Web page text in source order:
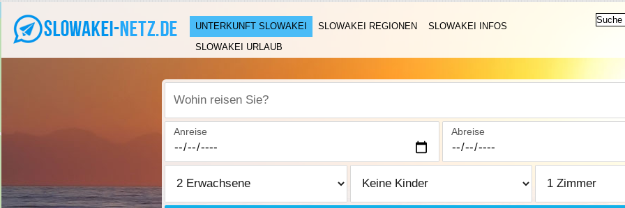
UNTERKUNFT SLOWAKEI SLOWAKEI REGIONEN
SLOWAKEI INFOS
SLOWAKEI URLAUB
Wohin reisen Sie?
Anreise Abreise